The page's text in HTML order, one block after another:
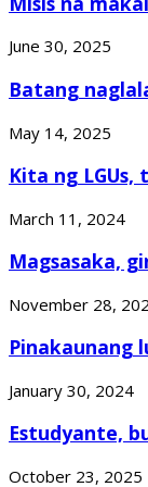
June 30, 2025
Batang
May 14, 2025
Kita ng
March 11, 2024
Magsasaka,
November 28,
Pinakaunang
January 30, 2024
Estudyante,
October 23, 2025